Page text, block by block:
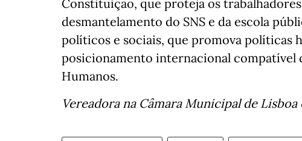
Constituição, que proteja os
desmantelamento do SNS e da escola
políticos e sociais, que promova políticas
posicionamento internacional compatível
Humanos.
Vereadora na Câmara Municipal de Lisboa